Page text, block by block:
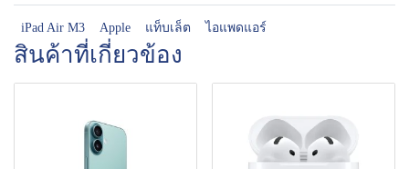
iPad Air M3 Apple แท็บเล็ต ไอแพดแอร์
สินค้าที่เกี่ยวข้อง